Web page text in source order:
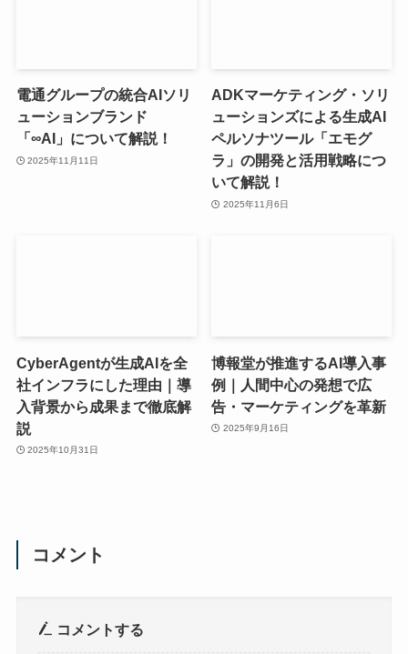
電通グループの統合AIソリ
ューションブランド
「∞AI」について解説！
2025年11月11日
ADKマーケティング・ソリ
ューションズによる生成AI
ペルソナツール「エモグ
ラ」の開発と活用戦略につ
いて解説！
2025年11月6日
CyberAgentが生成AIを全
社インフラにした理由｜導
入背景から成果まで徹底解
説
2025年10月31日
博報堂が推進するAI導入事
例｜人間中心の発想で広
告・マーケティングを革新
2025年9月16日
コメント
コメントする